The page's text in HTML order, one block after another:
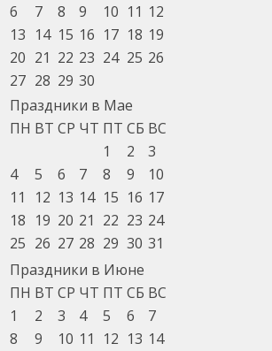
6
7 8 9 10 11 12
13 14 15 16 17 18 19
20 21 22 23 24 25 26
27 28 29 30
Праздники в Мае
ПН ВТ СР ЧТ ПТ СБ ВС
1
2
3
4
5 6 7 8 9
10
11
12 13 14 15 16 17
18 19 20 21 22 23 24
25 26 27 28 29 30 31
Праздники в Июне
ПН ВТ СР ЧТ ПТ СБ ВС
1
2 3 4 5 6
7
8
9 10 11 12 13 14